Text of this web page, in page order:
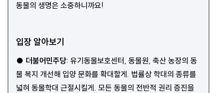
동물의 생명은 소중하니까요!
입장 알아보기
● 더불어민주당: 유기동물보호센터, 동물원, 축산 농장의 동
물 복지 개선해 입양 문화를 확대할게. 법률상 학대의 종류를
넓혀 동물학대 근절시킬게. 모든 동물의 전반적 권리 증진을